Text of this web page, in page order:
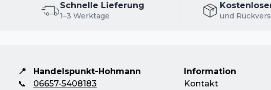
Schnelle Lieferung
1–3 Werktage und
📍
Handelspunkt-Hohmann
📞
06657-5408183
Information
Kontakt